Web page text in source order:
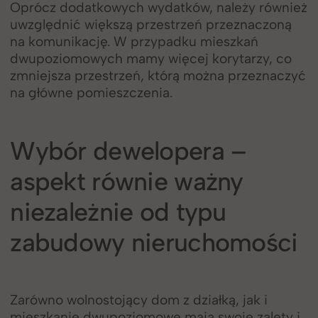
Oprócz dodatkowych wydatków, należy również
uwzględnić większą przestrzeń przeznaczoną
na komunikację. W przypadku mieszkań
dwupoziomowych mamy więcej korytarzy, co
zmniejsza przestrzeń, którą można przeznaczyć
na główne pomieszczenia.
Wybór dewelopera –
aspekt równie ważny
niezależnie od typu
zabudowy nieruchomości
Zarówno wolnostojący dom z działką, jak i